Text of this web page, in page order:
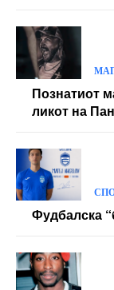
Познатиот
ликот на
Фудбалска